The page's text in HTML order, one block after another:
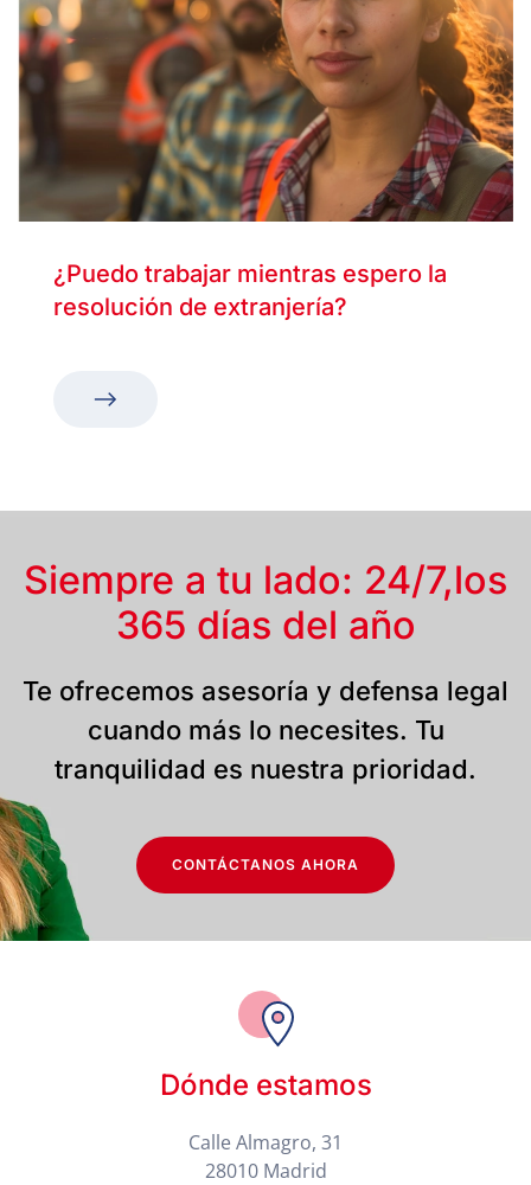
¿Puedo trabajar mientras espero la
resolución de extranjería?
Siempre a tu lado: 24/7,los
365 días del año
Te ofrecemos asesoría y defensa legal
cuando más lo necesites. Tu
tranquilidad es nuestra prioridad.
CONTÁCTANOS AHORA
Dónde estamos
Calle Almagro, 31
28010 Madrid